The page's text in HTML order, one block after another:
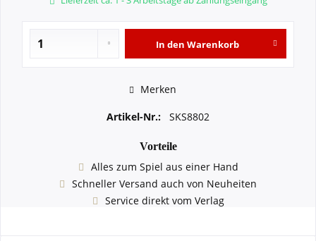
In den Warenkorb
Merken
Artikel-Nr.: SKS8802
Vorteile
Alles zum Spiel aus einer Hand
Schneller Versand auch von Neuheiten
Service direkt vom Verlag